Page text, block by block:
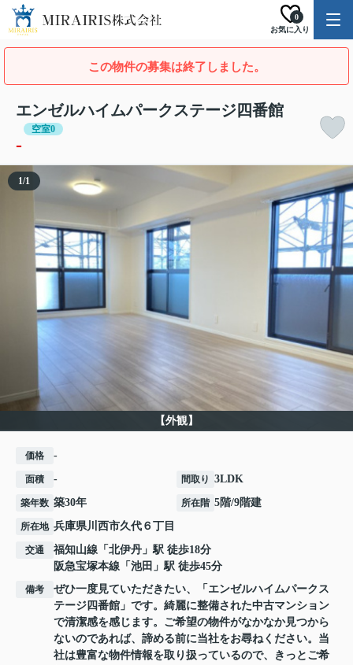
お気に入り
0
この物件の募集は終了しました。
エンゼルハイムパークステージ四番館
空室0
-
【外観】
1/1
価格 -
面積 - 間取り 3LDK
築年数 築30年 所在階 5階/9階建
所在地 兵庫県川西市久代 ６丁目
交通 福知山線 「 北伊丹 」駅 徒歩18分
阪急宝塚本線 「 池田 」駅 徒歩45分
備考
ぜひ一度見ていただきたい、「エンゼルハイムパークス
テージ四番館」です。綺麗に整備された中古マンション
で清潔感を感じます。ご希望の物件がなかなか見つから
ないのであれば、諦める前に当社をお尋ねください。当
社は豊富な物件情報を取り扱っているので、きっとご希